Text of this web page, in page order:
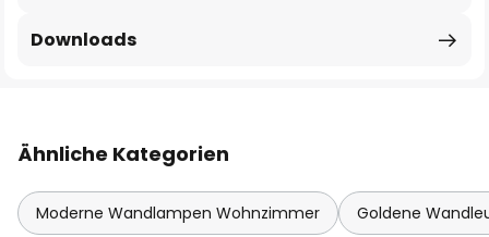
Downloads
Ähnliche Kategorien
Moderne Wandlampen Wohnzimmer Goldene